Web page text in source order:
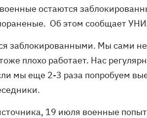
остаются
Об этом сообщает
заблокированными. Мы сами
плохо работает. Нас
мы еще 2-3 раза попробуем
19 июля военные